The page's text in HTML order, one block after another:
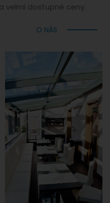
velmi dostupné ceny.
O NÁS